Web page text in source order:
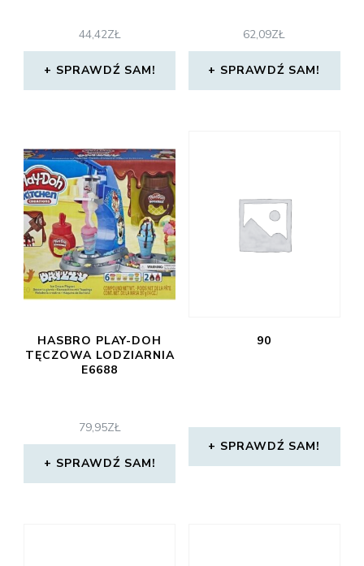
44,42ZŁ
SPRAWDŹ SAM!
62,09ZŁ
SPRAWDŹ SAM!
HASBRO PLAY-DOH
TĘCZOWA LODZIARNIA
E6688
79,95ZŁ
SPRAWDŹ SAM!
90
SPRAWDŹ SAM!